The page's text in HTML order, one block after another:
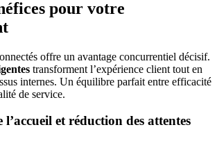
pour votre
offre un avantage concurrentiel décisif.
transforment l’expérience client tout en
internes. Un équilibre parfait entre efficacité
de service.
et réduction des attentes